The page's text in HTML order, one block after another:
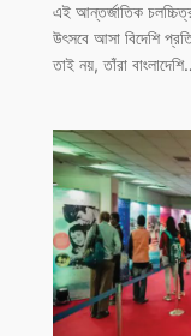
এই আন্তর্জাতিক
উৎসবে আসা বিদেশি
তাই নয়, তাঁরা